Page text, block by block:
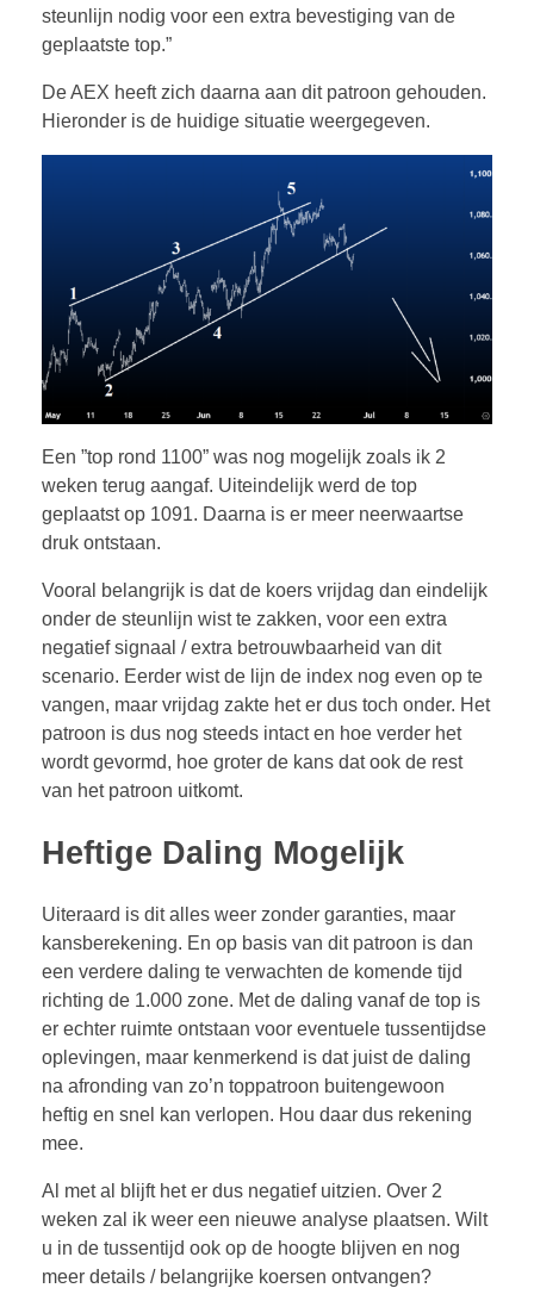
steunlijn nodig voor een extra bevestiging van de
geplaatste top.”
De AEX heeft zich daarna aan dit patroon gehouden.
Hieronder is de huidige situatie weergegeven.
Een ”top rond 1100” was nog mogelijk zoals ik 2
weken terug aangaf. Uiteindelijk werd de top
geplaatst op 1091. Daarna is er meer neerwaartse
druk ontstaan.
Vooral belangrijk is dat de koers vrijdag dan eindelijk
onder de steunlijn wist te zakken, voor een extra
negatief signaal / extra betrouwbaarheid van dit
scenario. Eerder wist de lijn de index nog even op te
vangen, maar vrijdag zakte het er dus toch onder. Het
patroon is dus nog steeds intact en hoe verder het
wordt gevormd, hoe groter de kans dat ook de rest
van het patroon uitkomt.
Heftige Daling Mogelijk
Uiteraard is dit alles weer zonder garanties, maar
kansberekening. En op basis van dit patroon is dan
een verdere daling te verwachten de komende tijd
richting de 1.000 zone. Met de daling vanaf de top is
er echter ruimte ontstaan voor eventuele tussentijdse
oplevingen, maar kenmerkend is dat juist de daling
na afronding van zo’n toppatroon buitengewoon
heftig en snel kan verlopen. Hou daar dus rekening
mee.
Al met al blijft het er dus negatief uitzien. Over 2
weken zal ik weer een nieuwe analyse plaatsen. Wilt
u in de tussentijd ook op de hoogte blijven en nog
meer details / belangrijke koersen ontvangen?